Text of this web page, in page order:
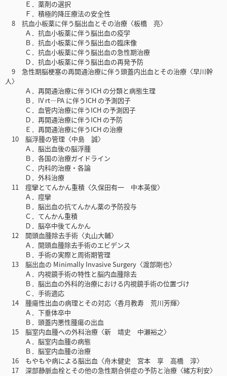
Ｅ．薬剤の選択
Ｆ．積極的降圧療法の安全性
8 抗血小板薬に伴う脳出血とその治療〈板橋 亮〉
Ａ．抗血小板薬に伴う脳出血の疫学
Ｂ．抗血小板薬に伴う脳出血の臨床像
Ｃ．抗血小板薬に伴う脳出血の急性期治療
Ｄ．抗血小板薬に伴う脳出血の再発予防
9 急性期脳梗塞の再開通治療に伴う頭蓋内出血とその治療〈早川幹
人〉
Ａ．再開通治療に伴うICH の分類と病態生理
Ｂ．IV rt―PA に伴うICH の予測因子
Ｃ．血管内治療に伴うICH の予測因子
Ｄ．再開通治療に伴うICH の予防
Ｅ．再開通治療に伴うICH の治療
10 脳浮腫の管理〈中島 誠〉
Ａ．脳出血後の脳浮腫
Ｂ．各国の治療ガイドライン
Ｃ．内科的治療・各論
Ｄ．外科治療
11 痙攣とてんかん重積〈久保田有一 中本英俊〉
Ａ．痙攣
Ｂ．脳出血の抗てんかん薬の予防投与
Ｃ．てんかん重積
Ｄ．脳卒中後てんかん
12 開頭血腫除去手術〈丸山大輔〉
Ａ．開頭血腫除去手術のエビデンス
Ｂ．手術の実際と周術期管理
13 脳出血の Minimally Invasive Surgery〈渡部剛也〉
Ａ．内視鏡手術の特性と脳内血腫除去
Ｂ．脳出血の外科的治療における内視鏡手術の位置づけ
Ｃ．手術適応
14 腫瘍性出血の病理とその対応〈香月教寿 荒川芳輝〉
Ａ．下垂体卒中
Ｂ．頭蓋内悪性腫瘍の出血
15 脳室内血腫への外科治療〈新 靖史 中瀬裕之〉
Ａ．脳室内血腫の病態
Ｂ．脳室内血腫の治療
16 もやもや病による脳出血〈舟木健史 宮本 享 高橋 淳〉
17 深部静脈血栓とその他の急性期合併症の予防と治療〈緒方利安〉